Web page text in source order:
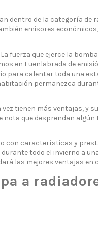
dentro de la categoría de
emisores
fuerza que ejerce la
en Fuenlabrada de
calentar toda una
permanezca
tienen más ventajas, y
que desprendan algún
con características y
todo el invierno a
las mejores ventajas en
a